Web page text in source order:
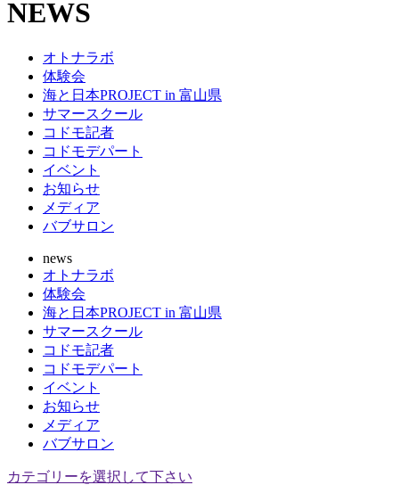
NEWS
オトナラボ
体験会
海と日本PROJECT in 富山県
サマースクール
コドモ記者
コドモデパート
イベント
お知らせ
メディア
バブサロン
news
オトナラボ
体験会
海と日本PROJECT in 富山県
サマースクール
コドモ記者
コドモデパート
イベント
お知らせ
メディア
バブサロン
カテゴリーを選択して下さい